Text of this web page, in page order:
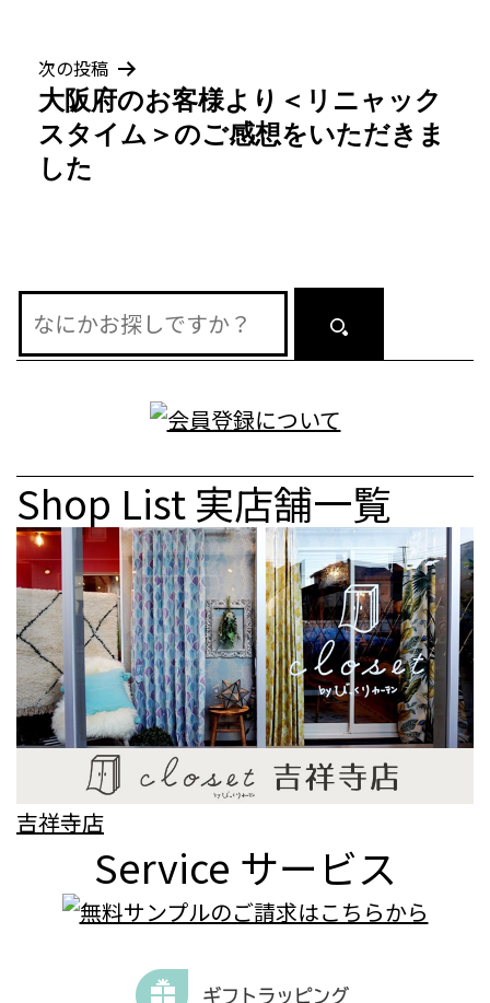
ビ
ゲ
ー
ン
次の投稿
大阪府のお客様より＜リニャック
スタイム＞のご感想をいただきま
した
Shop List実店舗一覧
吉祥寺店
Service サービス